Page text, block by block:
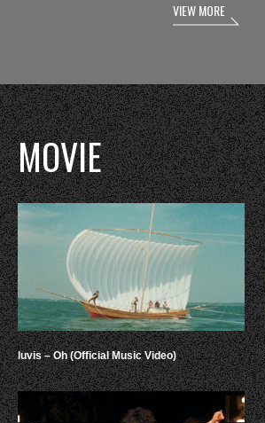
VIEW MORE
MOVIE
luvis – Oh (Official Music Video)